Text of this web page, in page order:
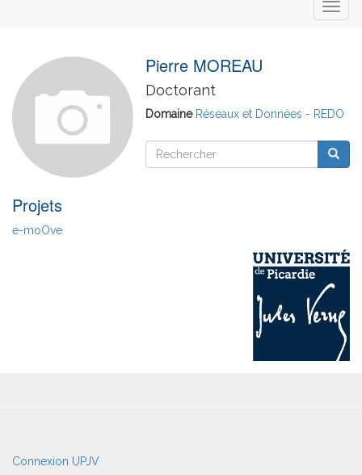
Pierre MOREAU
Doctorant
Domaine Réseaux et Données - REDO
Rechercher
Rechercher
Projets
e-moOve
User
Connexion UPJV